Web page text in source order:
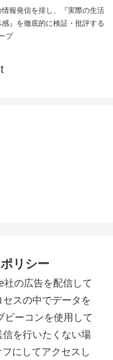
報発信を排し、『実際の生活
』を徹底的に検証・批評する
プ
リシー
の広告を配信して
スの中でデータを
ビーコンを使用して
を行いたくない場
にしてアクセスし